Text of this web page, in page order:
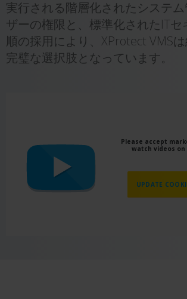
実行される階層化されたシステ
ザーの権限と、標準化されたITセ
順の採用により、XProtect VMS
完璧な選択肢となっています。
Please accept
watch videos
UPDATE